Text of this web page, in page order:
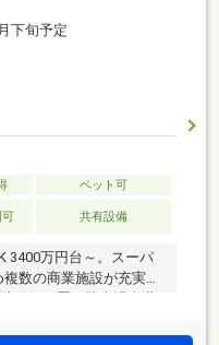
下旬予定
ペット可
共有設備
3400万円台～。スーパ
数の商業施設が充実。